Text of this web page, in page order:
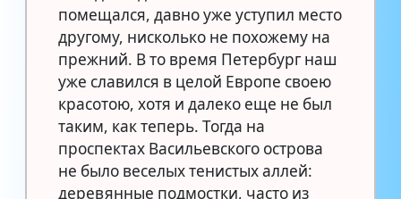
помещался, давно уже уступил место
другому, нисколько не похожему на
прежний. В то время Петербург наш
уже славился в целой Европе своею
красотою, хотя и далеко еще не был
таким, как теперь. Тогда на
проспектах Васильевского острова
не было веселых тенистых аллей:
деревянные подмостки, часто из